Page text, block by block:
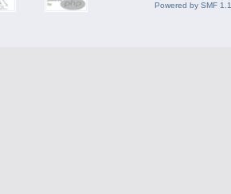
Powered by SMF